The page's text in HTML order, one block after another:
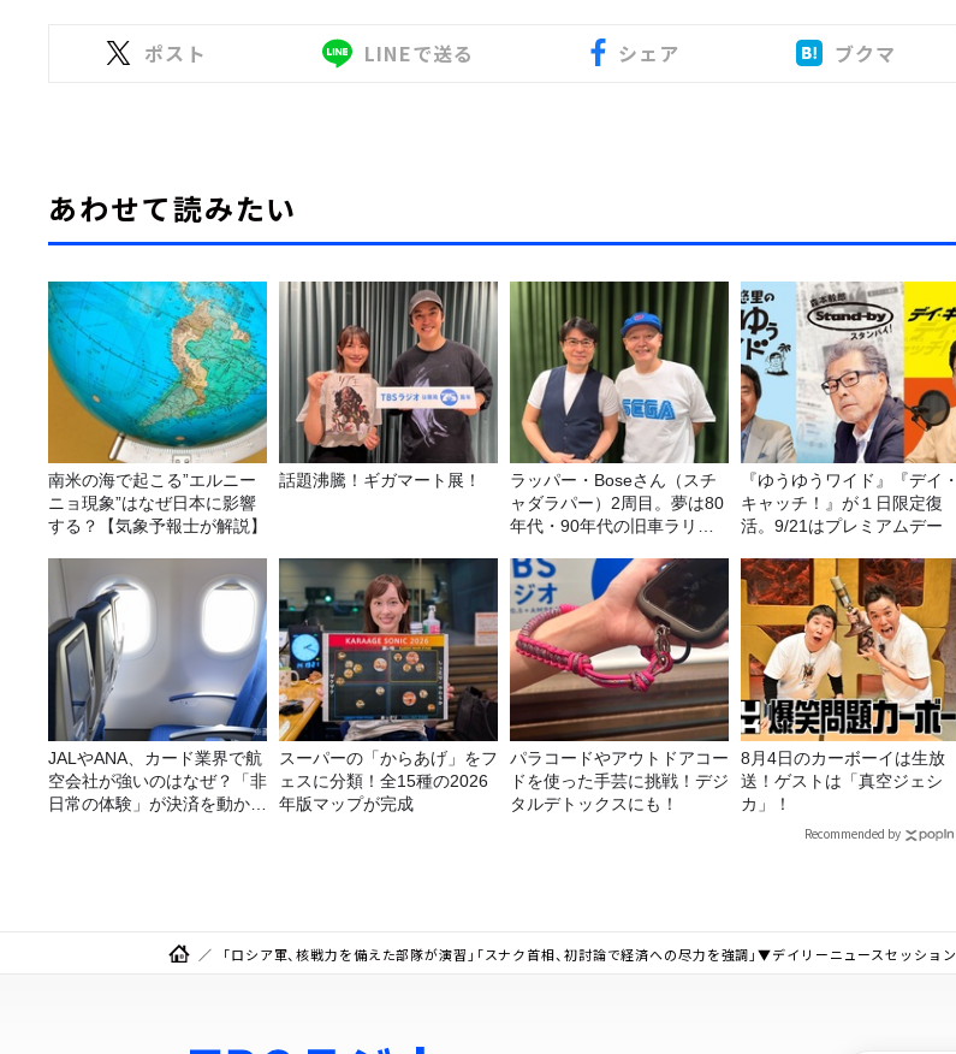
ポスト LINEで送る シェア ブクマ
あわせて読みたい
南米の海で起こる”エルニー
ニョ現象”はなぜ日本に影響
する？【気象予報士が解説】
話題沸騰！ギガマート展！
ラッパー・Boseさん（スチ
ャダラパー）2周目。夢は80
年代・90年代の旧車ラリ
『ゆうゆうワイド』『デイ・
キャッチ！』が１日限定復
活。9/21はプレミアムデー
JALやANA、カード業界で航
空会社が強いのはなぜ？「非
日常の体験」が決済を動かす
スーパーの「からあげ」をフ
ェスに分類！全15種の2026
年版マップが完成
パラコードやアウトドアコー
ドを使った手芸に挑戦！デジ
タルデトックスにも！
8月4日のカーボーイは生放
送！ゲストは「真空ジェシ
カ」！
Recommended by
「ロシア軍、核戦力を備えた部隊が演習」「スナク首相、初討論で経済への尽力を強調」▼デイリーニュースセッション